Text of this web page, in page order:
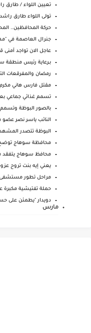
تعيين اللواء / طارق
تولى اللواء طارق
حركة المحافظين..
جنرال العاصمة في
عاجل الان تواجد أمنى
بـرعاية رئيس منطقة
رمضان والمفرقعات
مقتل فارس هاني
تسمم غذائي جماعي
بالصور البوظة وتسمم أكثر من 60
النائب ياسر نصر
البوظة تتصدر
محافظة سوهاج توضح
محافظ سوهاج يتفقد
يعني إيه بنت تروح
مراحل تطور مستشفى
حملة تفتيشية مكبرة
دويدار "يطمئن على
مارس